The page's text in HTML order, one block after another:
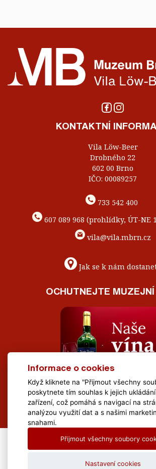
KONTAKTNÍ
Vila Löw-Beer
Drobného 22
602 00 Brno
IČO: 00089257
733 542 400
607 089 968 (prohlídky, ÚT-NE
vila@vila.mbrn.cz
Jak se k nám
OCHUTNEJTE
All Rights Reserved Muzeum Brněnska ©
Informace o cookies
Když kliknete na "Přijmout všechny
poskytnete tím souhlas k jejich
zařízení, což pomáhá s navigací na
analýzou využití dat a s našimi
snahami.
Přijmout všechny soubory
Nastavení cookies